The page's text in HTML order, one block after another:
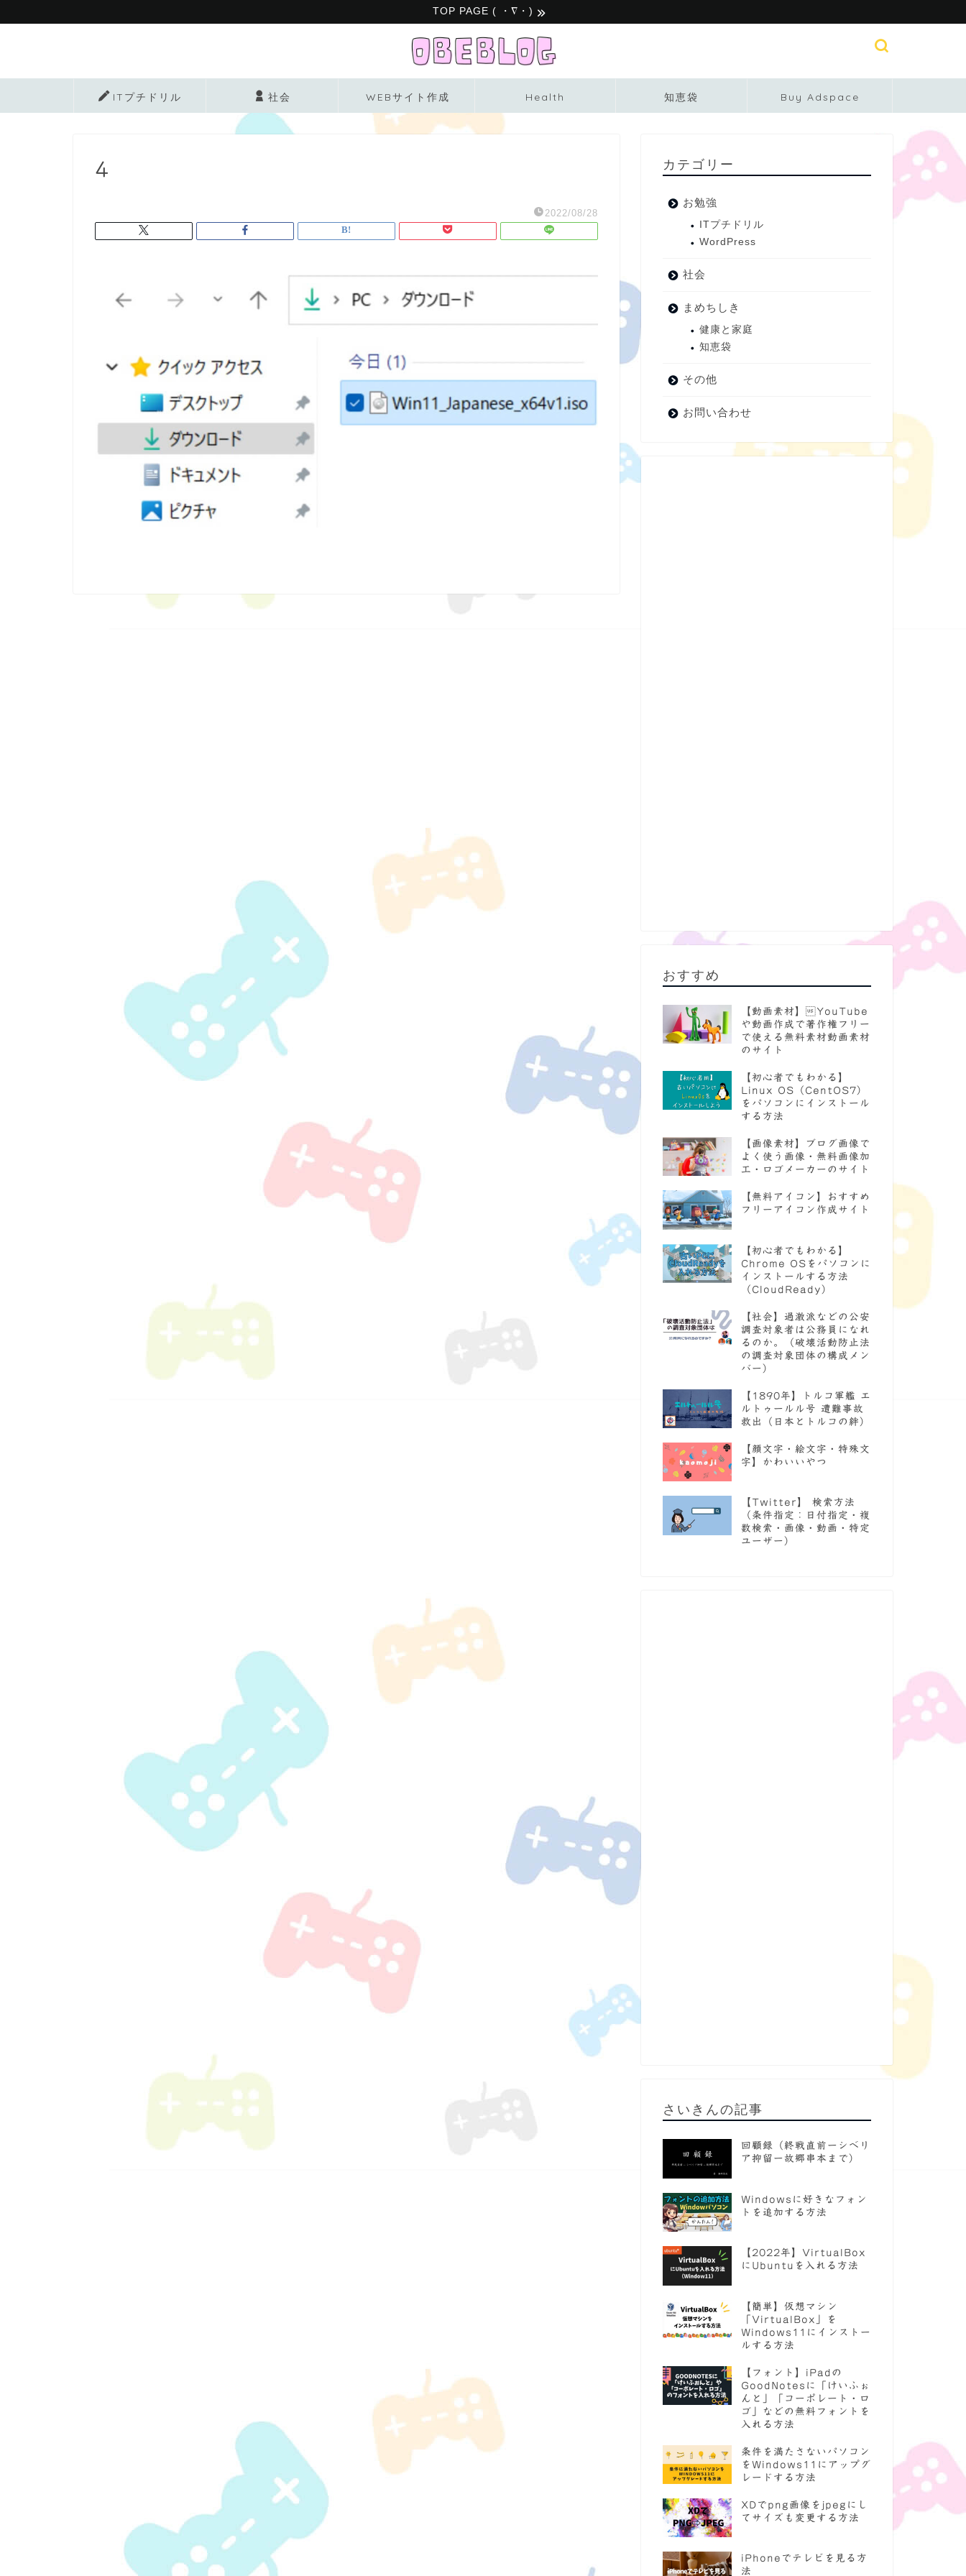
TOP PAGE ( ・∇・)
ITプチドリル 社会 WEBサイト作成 Health 知恵袋 Buy Adspace
4
2022/08/28
カテゴリー
お勉強
ITプチドリル
WordPress
社会
まめちしき
健康と家庭
知恵袋
その他
お問い合わせ
おすすめ
【動画素材】YouTube
や動画作成で著作権フリー
で使える無料素材動画素材
のサイト
【初心者でもわかる】
Linux OS（CentOS7）
をパソコンにインストール
する方法
【画像素材】ブログ画像で
よく使う画像・無料画像加
工・ロゴメーカーのサイト
【無料アイコン】おすすめ
フリーアイコン作成サイト
【初心者でもわかる】
Chrome OSをパソコンに
インストールする方法
（CloudReady）
【社会】過激派などの公安
調査対象者は公務員になれ
るのか。（破壊活動防止法
の調査対象団体の構成メン
バー）
【1890年】トルコ軍艦 エ
ルトゥールル号 遭難事故
救出（日本とトルコの絆）
【顔文字・絵文字・特殊文
字】かわいいやつ
【Twitter】 検索方法
（条件指定：日付指定・複
数検索・画像・動画・特定
ユーザー）
さいきんの記事
回顧録（終戦直前ーシベリ
ア抑留ー故郷串本まで）
Windowsに好きなフォン
トを追加する方法
【2022年】VirtualBox
にUbuntuを入れる方法
【簡単】仮想マシン
「VirtualBox」を
Windows11にインストー
ルする方法
【フォント】iPadの
GoodNotesに「けいふぉ
んと」「コーポレート・ロ
ゴ」などの無料フォントを
入れる方法
条件を満たさないパソコン
をWindows11にアップグ
レードする方法
XDでpng画像をjpegにし
てサイズも変更する方法
iPhoneでテレビを見る方
法